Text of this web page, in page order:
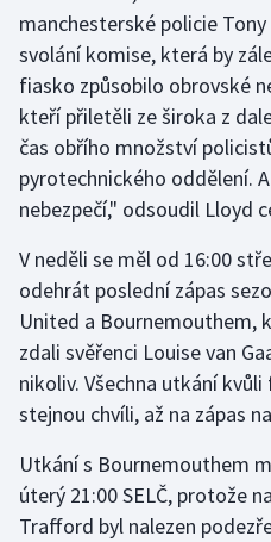
Gymnastika
Házená
Jezdectví
Krasobruslení
Lezení
Lyže a snowboard
Moderní pětiboj
Motorsport
manchesterské policie
svolání komise, která by
fiasko způsobilo obrovské
kteří přiletěli ze široka z
čas obřího množství
pyrotechnického oddělení.
nebezpečí," odsoudil Lloyd
V neděli se měl od 16:00
odehrát poslední zápas
United a Bournemouthem,
zdali svěřenci Louise van
nikoliv. Všechna utkání
stejnou chvíli, až na zápas
Utkání s Bournemouthem
úterý 21:00 SELČ, protože
Trafford byl nalezen